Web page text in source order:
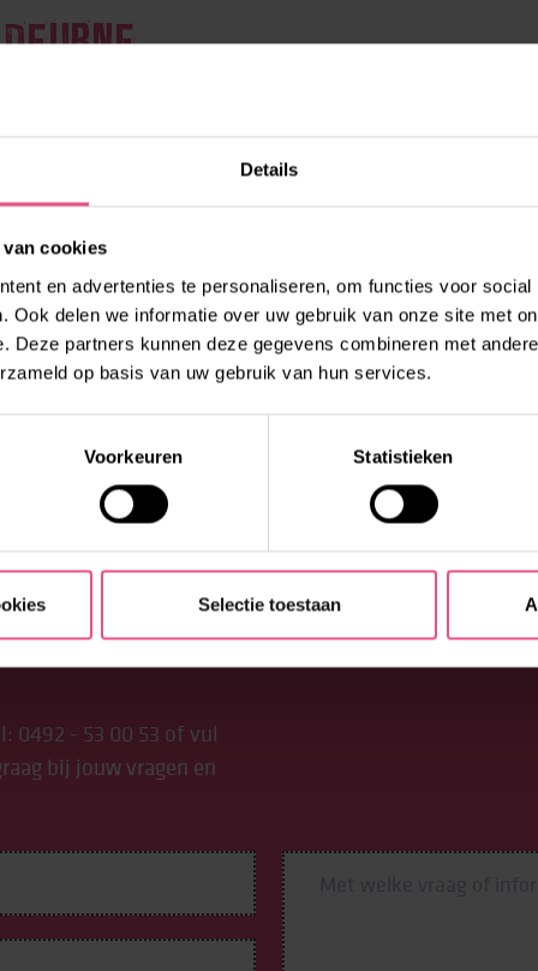
Details
van cookies
en advertenties te personaliseren, om functies voor
Ook delen we informatie over uw gebruik van onze site met
Deze partners kunnen deze gegevens combineren met
op basis van uw gebruik van hun services.
Voorkeuren Statistieken
Selectie toestaan
niet alleen
maar ook als
van Deurne gaat
werken samen met
centrum van Deurne
zijn daardoor een
Wat ons betreft een
integratie.
Toppers.
0492 - 53 00 53 of vul
bij jouw vragen en